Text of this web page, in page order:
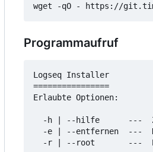
wget -qO - https://
Programmaufruf
Logseq Installer
================
Erlaubte Optionen:
-h | --hilfe      ---
-e | --entfernen  ---